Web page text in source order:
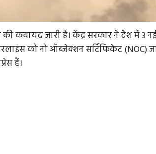
कवायद जारी है। केंद्र सरकार ने देश में 3
को नो ऑब्जेक्शन सर्टिफिकेट (NOC)
हैं।